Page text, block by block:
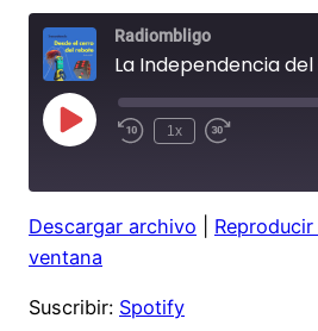
Radiombligo
La Independencia
Play
Episode Rewind
1x
Fast
seconds
Spotify
SHARE
Descargar archivo
ventana
Suscribir: Spotify